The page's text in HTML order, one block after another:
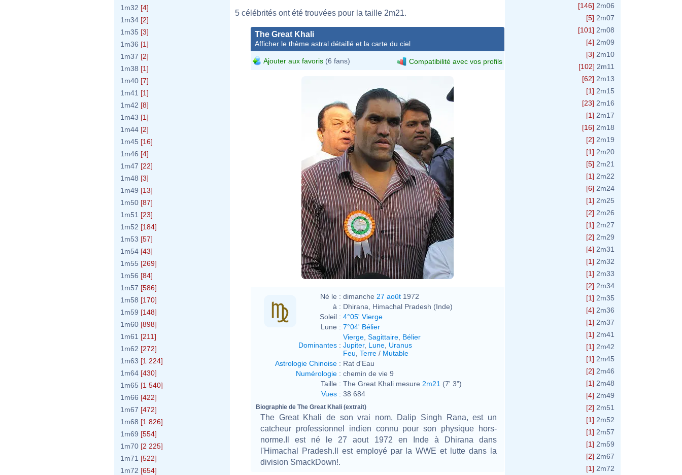
1m32 [4]
1m34 [2]
1m35 [3]
1m36 [1]
1m37 [2]
1m38 [1]
1m40 [7]
1m41 [1]
1m42 [8]
1m43 [1]
1m44 [2]
1m45 [16]
1m46 [4]
1m47 [22]
1m48 [3]
1m49 [13]
1m50 [87]
1m51 [23]
1m52 [184]
1m53 [57]
1m54 [43]
1m55 [269]
1m56 [84]
1m57 [586]
1m58 [170]
1m59 [148]
1m60 [898]
1m61 [211]
1m62 [272]
1m63 [1 224]
1m64 [430]
1m65 [1 540]
1m66 [422]
1m67 [472]
1m68 [1 826]
1m69 [554]
1m70 [2 225]
1m71 [522]
1m72 [654]
5 célébrités ont été trouvées pour la taille 2m21.
The Great Khali
Afficher le thème astral détaillé et la carte du ciel
Ajouter aux favoris (6 fans) Compatibilité avec vos profils
Né le : dimanche 27 août 1972
à : Dhirana, Himachal Pradesh (Inde)
Soleil : 4°05' Vierge
Lune : 7°04' Bélier
Dominantes :
Vierge Sagittaire Bélier
Jupiter, Lune Uranus
Feu Terre / Mutable
Astrologie Chinoise : Rat d'Eau
Numérologie : chemin de vie 9
Taille : The Great Khali mesure 2m21 (7' 3")
Vues : 38 684
Biographie de The Great Khali (extrait)
The Great Khali de son vrai nom, Dalip Singh Rana, est un
catcheur professionnel indien connu pour son physique hors-
norme.Il est né le 27 aout 1972 en Inde à Dhirana dans
l'Himachal Pradesh.Il est employé par la WWE et lutte dans la
division SmackDown!.
[146] 2m06
[5] 2m07
[101] 2m08
[4] 2m09
[3] 2m10
[102] 2m11
[62] 2m13
[1] 2m15
[23] 2m16
[1] 2m17
[16] 2m18
[2] 2m19
[1] 2m20
[5] 2m21
[1] 2m22
[6] 2m24
[1] 2m25
[2] 2m26
[1] 2m27
[2] 2m29
[4] 2m31
[1] 2m32
[1] 2m33
[2] 2m34
[1] 2m35
[4] 2m36
[1] 2m37
[1] 2m41
[1] 2m42
[1] 2m45
[2] 2m46
[1] 2m48
[4] 2m49
[2] 2m51
[1] 2m52
[1] 2m57
[1] 2m59
[2] 2m67
[1] 2m72